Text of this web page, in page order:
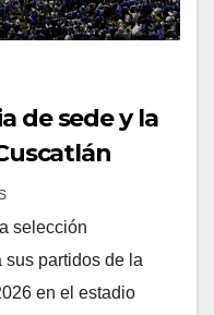
de sede y la
selección
partidos de la
en el estadio